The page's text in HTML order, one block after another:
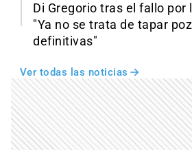
Di Gregorio tras el fallo por
"Ya no se trata de tapar
definitivas"
Ver todas las noticias